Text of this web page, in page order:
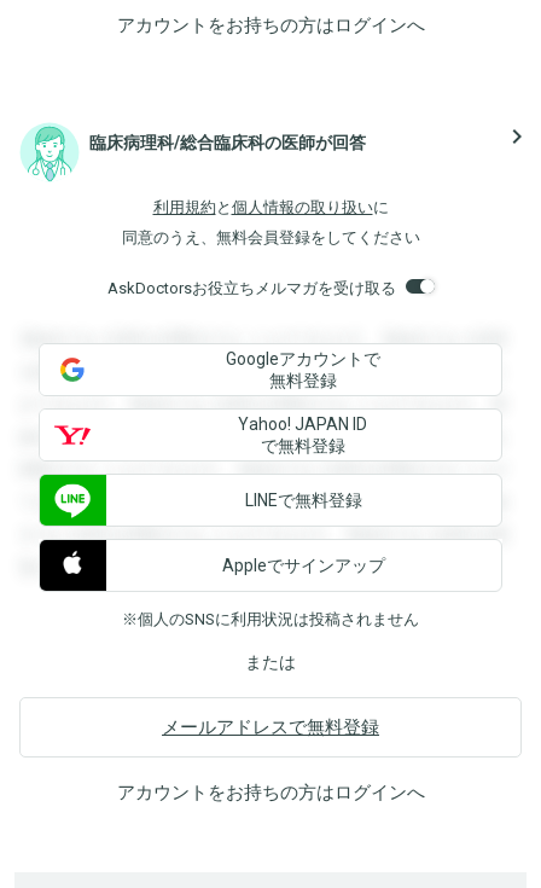
アカウントをお持ちの方はログインへ
臨床病理科/総合臨床科の医師が回答 navigate_next
利用規約 と 個人情報の取り扱いに
同意のうえ、無料会員登録をしてください
AskDoctorsお役立ちメルマガを受け取る
登録すると回答を閲覧することができます。登録すると回答
を閲覧することができます。登録すると回答を閲覧すること
ができます。登録すると回答を閲覧することができます。登
録すると回答を閲覧することができます。登録すると回答を
閲覧することができます。登録すると回答を閲覧することが
できます。登録すると回答を閲覧することができます。登録
すると回答を閲覧することができます。登録すると回答を閲
覧することができます。
Googleアカウントで
無料登録
Yahoo! JAPAN ID
で無料登録
LINEで無料登録
Appleでサインアップ
※個人のSNSに利用状況は投稿されません
または
メールアドレスで無料登録
アカウントをお持ちの方はログインへ